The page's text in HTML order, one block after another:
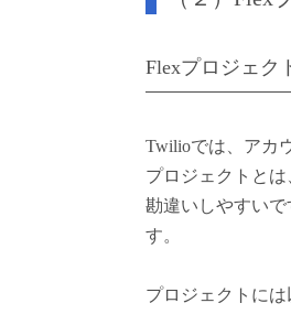
Flexプロジェク
Twilioでは、アカ
プロジェクトとは
勘違いしやすい
す。
プロジェクトには